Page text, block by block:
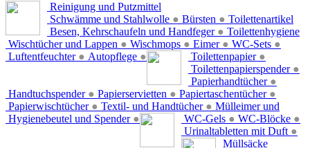
Reinigung und Putzmittel
Schwämme und Stahlwolle ● Bürsten ●
Besen, Kehrschaufeln und Handfeger ●
Wischtücher und Lappen ● Wischmops ● Eimer ● WC-Sets ●
Luftentfeuchter ● Autopflege ●
Toilettenartikel
Toilettenpapier ●
Toilettenpapierspender ●
Papierhandtücher ●
Handtuchspender ● Papierservietten ● Papiertaschentücher ●
Papierwischtücher ● Textil- und Handtücher ●
Hygienebeutel und Spender ●
Toilettenhygiene
WC-Gels ● WC-Blöcke ●
Urinaltabletten mit Duft ●
Mülleimer und
Müllsäcke